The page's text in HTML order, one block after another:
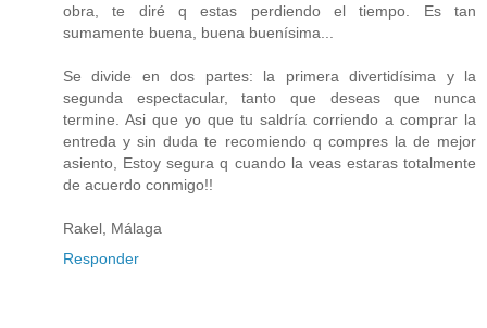
obra, te diré q estas perdiendo el tiempo. Es tan
sumamente buena, buena buenísima...
Se divide en dos partes: la primera divertidísima y la
segunda espectacular, tanto que deseas que nunca
termine. Asi que yo que tu saldría corriendo a comprar la
entreda y sin duda te recomiendo q compres la de mejor
asiento, Estoy segura q cuando la veas estaras totalmente
de acuerdo conmigo!!
Rakel, Málaga
Responder